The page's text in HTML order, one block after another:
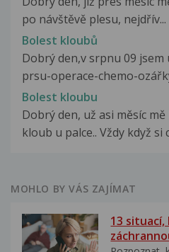
po návštěvě plesu, nejdřív...
Bolest kloubů
Dobrý den,v srpnu 09
prsu-operace-chemo-
Bolest kloubu
Dobrý den, už asi měsíc
kloub u palce.. Vždy když si
MOHLO BY VÁS ZAJÍMAT
13